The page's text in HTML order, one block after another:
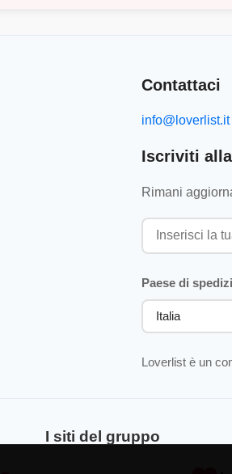
Contattaci
info@loverlist.it
Iscriviti
Rimani
Paese di
Loverlist è un
I siti del gruppo